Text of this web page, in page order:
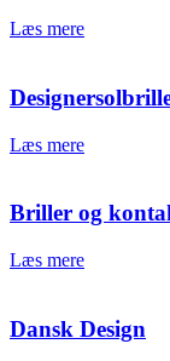
Læs mere
Læs mere
Briller og
Læs mere
Dansk Design